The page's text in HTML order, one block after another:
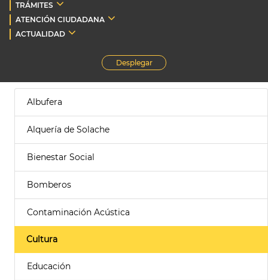
TRÁMITES
ATENCIÓN CIUDADANA
ACTUALIDAD
Desplegar
Albufera
Alquería de Solache
Bienestar Social
Bomberos
Contaminación Acústica
Cultura
Educación